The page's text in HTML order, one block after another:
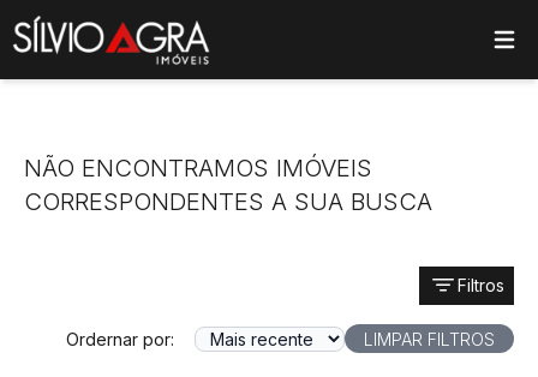
main menu
NÃO ENCONTRAMOS IMÓVEIS
CORRESPONDENTES A SUA BUSCA
Filtros
Ordernar por: LIMPAR FILTROS